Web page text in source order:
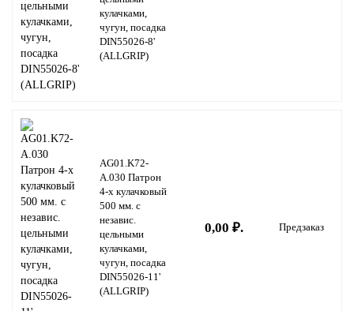
кулачками,
чугун, посадка
DIN55026-8'
(ALLGRIP)
AG01.K72-
A.030 Патрон
4-х кулачковый
500 мм. с
независ.
цельными
кулачками,
чугун, посадка
DIN55026-11'
(ALLGRIP)
0,00 ₽. Предзаказ